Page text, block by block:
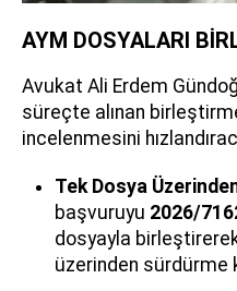
AYM DOSYALARI
Avukat Ali Erdem
süreçte alınan
incelenmesini
Tek Dosya
başvuruyu 2026/
dosyayla
üzerinden sürdürme